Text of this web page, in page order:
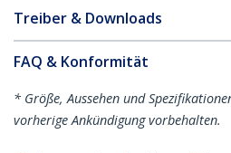
Treiber & Downloads
FAQ & Konformität
* Größe, Aussehen und
vorherige Ankündigung vorbehalten.